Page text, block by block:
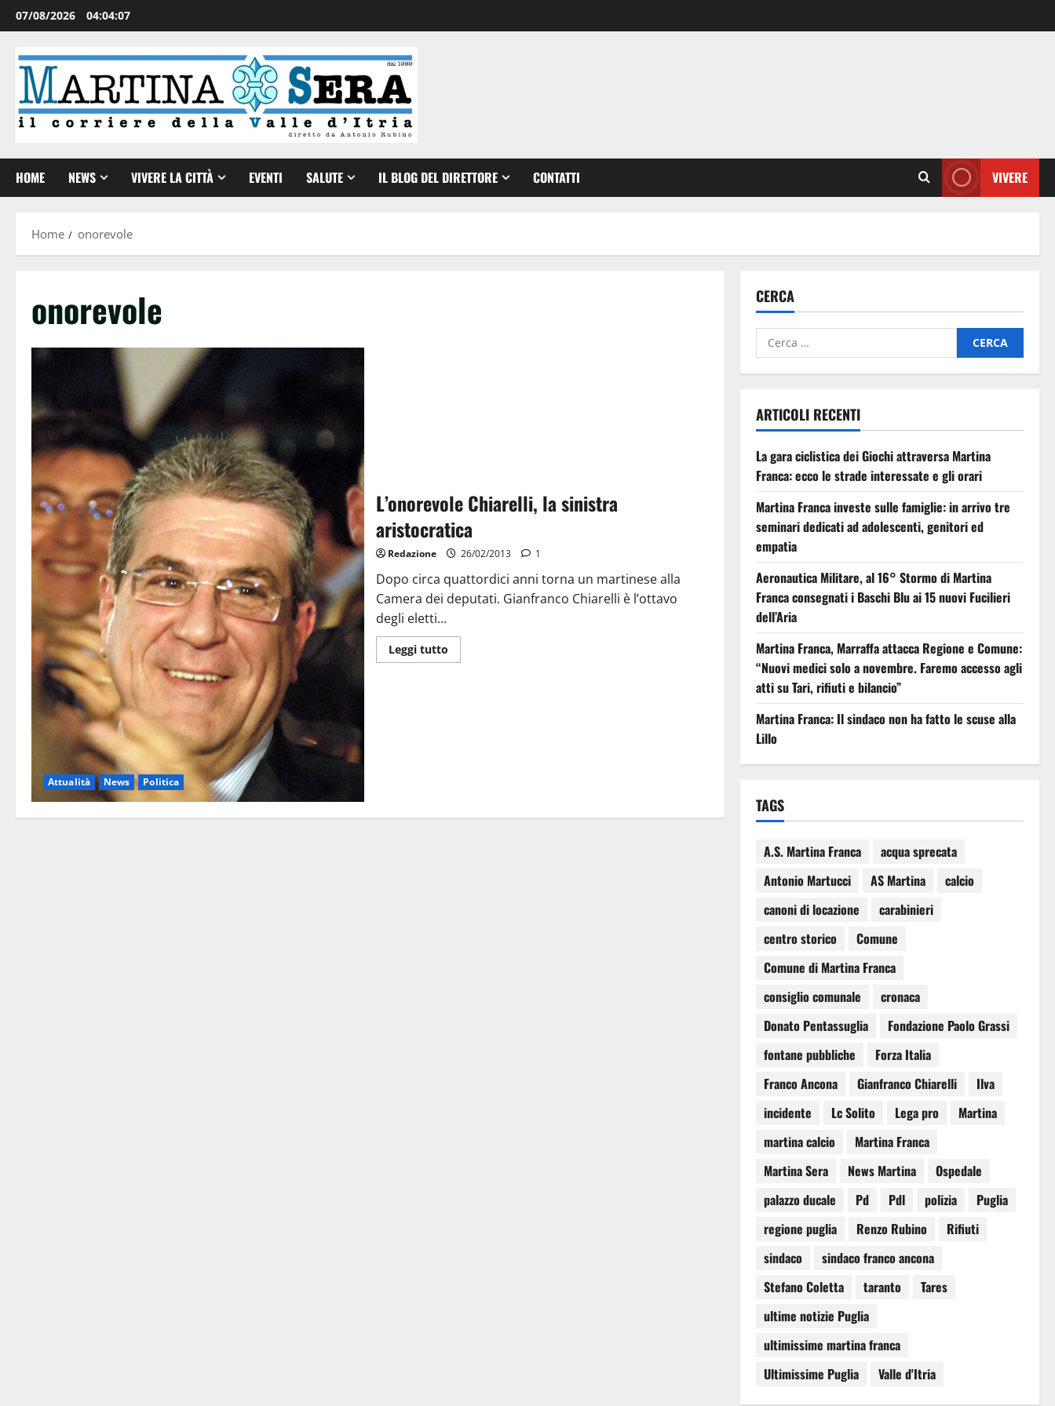
07/08/2026 04:04:08
HOME NEWS VIVERE LA CITTÀ EVENTI SALUTE IL BLOG DEL DIRETTORE CONTATTI VIVERE
Home onorevole
onorevole
Attualità News Politica
L’onorevole Chiarelli, la sinistra
aristocratica
Redazione 26/02/2013 1
Dopo circa quattordici anni torna un martinese alla
Camera dei deputati. Gianfranco Chiarelli è l’ottavo
degli eletti...
Leggi tutto
CERCA
ARTICOLI RECENTI
La gara ciclistica dei Giochi attraversa Martina
Franca: ecco le strade interessate e gli orari
Martina Franca investe sulle famiglie: in arrivo tre
seminari dedicati ad adolescenti, genitori ed
empatia
Aeronautica Militare, al 16° Stormo di Martina
Franca consegnati i Baschi Blu ai 15 nuovi Fucilieri
dell’Aria
Martina Franca, Marraffa attacca Regione e Comune:
“Nuovi medici solo a novembre. Faremo accesso agli
atti su Tari, rifiuti e bilancio”
Martina Franca: Il sindaco non ha fatto le scuse alla
Lillo
TAGS
A.S. Martina Franca
acqua sprecata
Antonio Martucci
AS Martina
calcio
canoni di locazione
carabinieri
centro storico
Comune
Comune di Martina Franca
consiglio comunale
cronaca
Donato Pentassuglia
Fondazione Paolo Grassi
fontane pubbliche
Forza Italia
Franco Ancona
Gianfranco Chiarelli
Ilva
incidente
Lc Solito Lega pro
Martina
martina calcio
Martina Franca
Martina Sera
News Martina
Ospedale
palazzo ducale
Pd Pdl polizia
Puglia
regione puglia
Renzo Rubino
Rifiuti
sindaco
sindaco franco ancona
Stefano Coletta
taranto
Tares
ultime notizie Puglia
ultimissime martina franca
Ultimissime Puglia
Valle d'Itria